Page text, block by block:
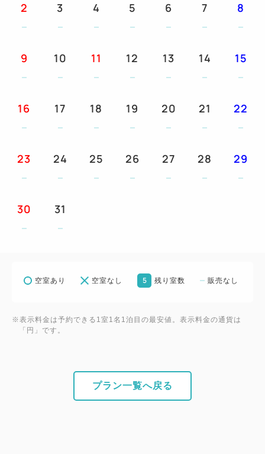
ます。
☆各お部屋タイプともご利用人数によりベッド数(ス
タッキングベッドまたはソファーベッド)が増え、部
のできない日もございます。
泊/1台につき500円頂戴いたしております (最大
1,500円まで)。
2 3 4 5 6 7 8
9 10 11 12 13 14 15
16 17 18 19 20 21 22
23 24 25 26 27 28 29
30 31
空室あり 空室なし 5 残り室数 販売なし
※表示料金は予約できる1室1名1泊目の最安値。表示料金の通貨は
「円」です。
プラン一覧へ戻る